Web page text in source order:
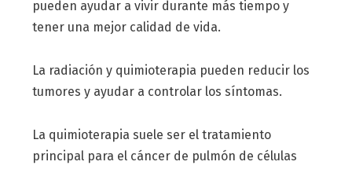
pueden ayudar a vivir durante más tiempo y
tener una mejor calidad de vida.
La radiación y quimioterapia pueden reducir los
tumores y ayudar a controlar los síntomas.
La quimioterapia suele ser el tratamiento
principal para el cáncer de pulmón de células